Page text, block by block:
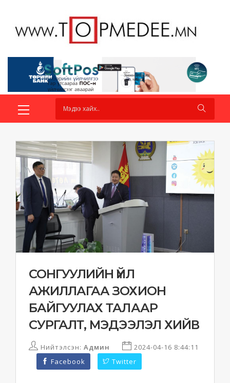
СОНГУУЛИЙН ҮЙЛ
АЖИЛЛАГАА ЗОХИОН
БАЙГУУЛАХ ТАЛААР
СУРГАЛТ, МЭДЭЭЛЭЛ ХИЙВ
Нийтэлсэн: Админ
2024-04-16 8:44:11
Facebook
Twitter